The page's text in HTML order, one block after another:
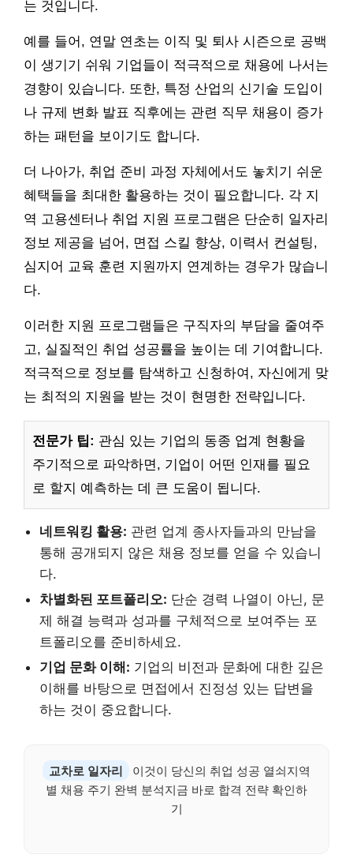
는 것입니다.
예를 들어, 연말 연초는 이직 및 퇴사 시즌으로 공백
이 생기기 쉬워 기업들이 적극적으로 채용에 나서는
경향이 있습니다. 또한, 특정 산업의 신기술 도입이
나 규제 변화 발표 직후에는 관련 직무 채용이 증가
하는 패턴을 보이기도 합니다.
더 나아가, 취업 준비 과정 자체에서도 놓치기 쉬운
혜택들을 최대한 활용하는 것이 필요합니다. 각 지
역 고용센터나 취업 지원 프로그램은 단순히 일자리
정보 제공을 넘어, 면접 스킬 향상, 이력서 컨설팅,
심지어 교육 훈련 지원까지 연계하는 경우가 많습니
다.
이러한 지원 프로그램들은 구직자의 부담을 줄여주
고, 실질적인 취업 성공률을 높이는 데 기여합니다.
적극적으로 정보를 탐색하고 신청하여, 자신에게 맞
는 최적의 지원을 받는 것이 현명한 전략입니다.
전문가 팁: 관심 있는 기업의 동종 업계 현황을
주기적으로 파악하면, 기업이 어떤 인재를 필요
로 할지 예측하는 데 큰 도움이 됩니다.
네트워킹 활용: 관련 업계 종사자들과의 만남을
통해 공개되지 않은 채용 정보를 얻을 수 있습니
다.
차별화된 포트폴리오: 단순 경력 나열이 아닌, 문
제 해결 능력과 성과를 구체적으로 보여주는 포
트폴리오를 준비하세요.
기업 문화 이해: 기업의 비전과 문화에 대한 깊은
이해를 바탕으로 면접에서 진정성 있는 답변을
하는 것이 중요합니다.
교차로 일자리
이것이 당신의 취업 성공 열쇠지역
별 채용 주기 완벽 분석지금 바로 합격 전략 확인하
기